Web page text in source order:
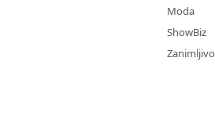
Moda
ShowBiz
Zanimljivo